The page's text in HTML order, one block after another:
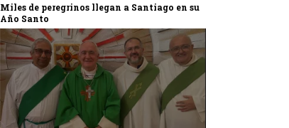
Miles de peregrinos llegan a Santiago en su
Año Santo